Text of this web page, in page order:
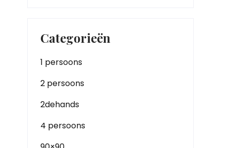
Categorieën
1 persoons
2 persoons
2dehands
4 persoons